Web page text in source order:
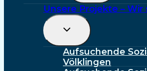
Unsere Projekte –
Untermenü
Umschalten
Aufsuchende
Völklingen